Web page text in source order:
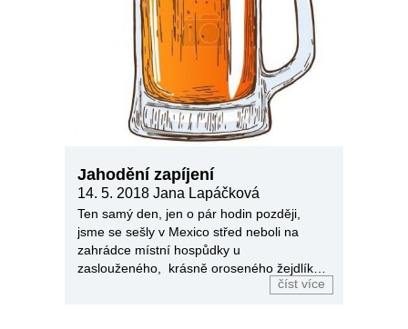
Jahodění zapíjení
14. 5. 2018 Jana Lapáčková
Ten samý den, jen o pár hodin později,
jsme se sešly v Mexico střed neboli na
zahrádce místní hospůdky u
zaslouženého, krásně oroseného žejdlíku
číst více